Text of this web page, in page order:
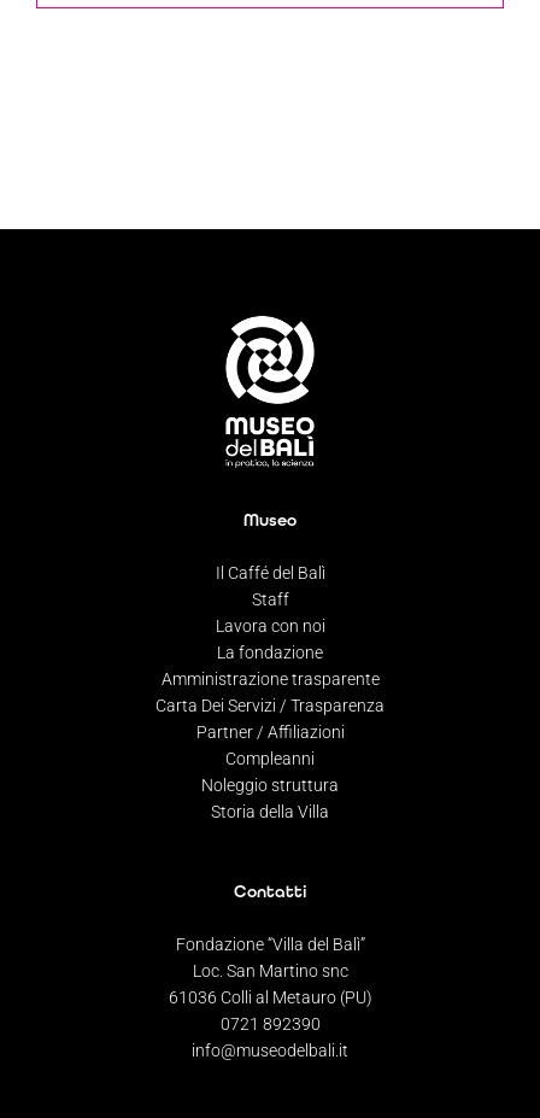
Museo
Il Caffé del Balì
Staff
Lavora con noi
La fondazione
Amministrazione trasparente
Carta Dei Servizi / Trasparenza
Partner / Affiliazioni
Compleanni
Noleggio struttura
Storia della Villa
Contatti
Fondazione “Villa del Balì”
Loc. San Martino snc
61036 Colli al Metauro (PU)
0721 892390
info@museodelbali.it